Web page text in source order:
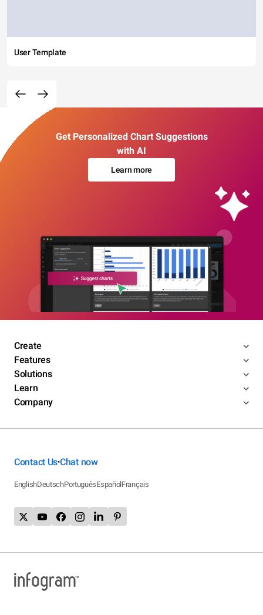
User Template
Get Personalized Chart Suggestions
with AI
Learn more
Create
Features
Solutions
Learn
Company
Contact Us•Chat now
EnglishDeutschPortuguêsEspañolFrançais